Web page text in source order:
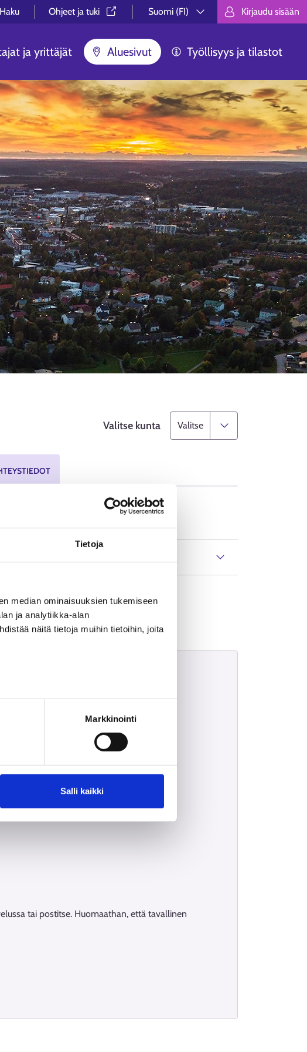
Tietoja
median ominaisuuksien tukemiseen
ja analytiikka-alan
näitä tietoja muihin tietoihin, joita
Markkinointi
Salli kaikki
Haku Ohjeet ja tuki⁠
Suomi (FI)
Valitse kieli. Välj språk. Choose
Kirjaudu sisään
ja yrittäjät Aluesivut Työllisyys ja tilastot
Valitse kunta
tai postitse. Huomaathan, että tavallinen